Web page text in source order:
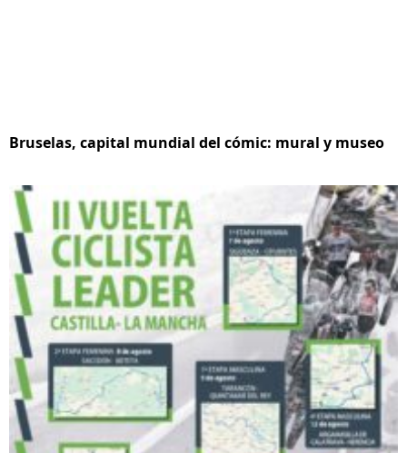
Bruselas, capital mundial del cómic: mural y museo